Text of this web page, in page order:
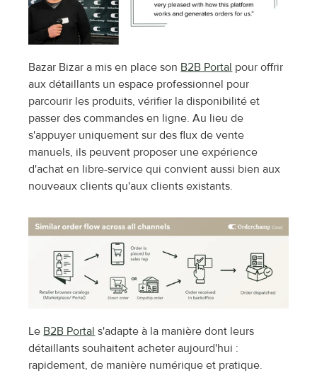
Bazar Bizar a mis en place son B2B Portal pour offrir
aux détaillants un espace professionnel pour
parcourir les produits, vérifier la disponibilité et
passer des commandes en ligne. Au lieu de
s'appuyer uniquement sur des flux de vente
manuels, ils peuvent proposer une expérience
d'achat en libre-service qui convient aussi bien aux
nouveaux clients qu'aux clients existants.
Le B2B Portal s'adapte à la manière dont leurs
détaillants souhaitent acheter aujourd'hui :
rapidement, de manière numérique et pratique.